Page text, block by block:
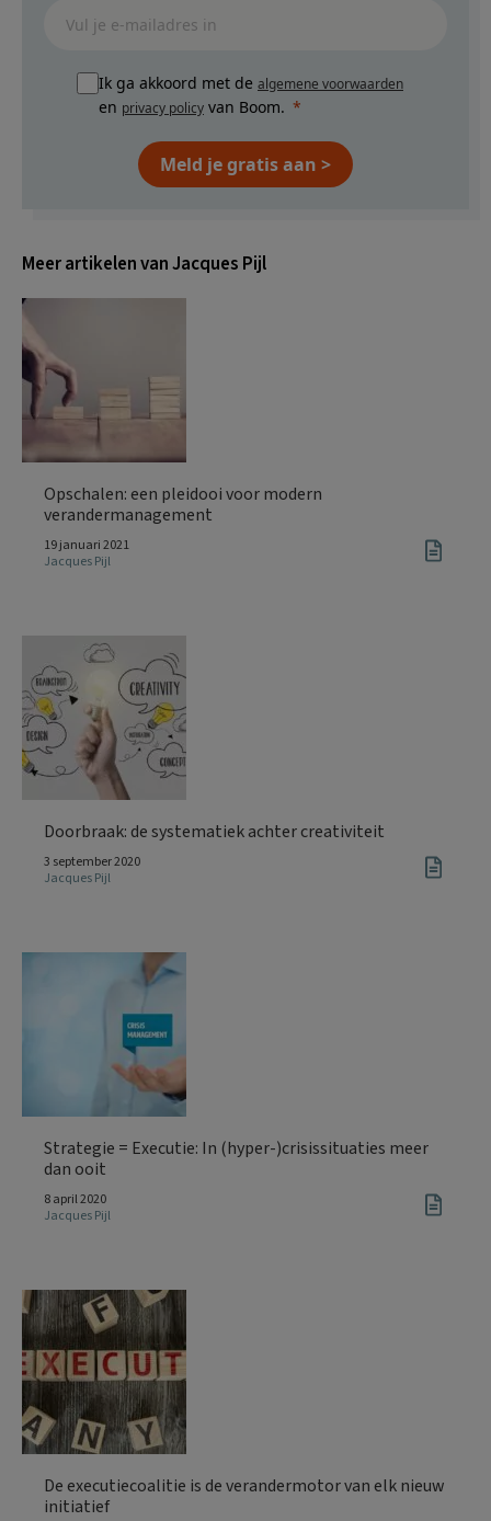
Ik ga akkoord met de algemene voorwaarden
en privacy policy van Boom.
Meld je gratis aan >
Meer artikelen van Jacques Pijl
Opschalen: een pleidooi voor modern
verandermanagement
19 januari 2021
Jacques Pijl
Doorbraak: de systematiek achter creativiteit
3 september 2020
Jacques Pijl
Strategie = Executie: In (hyper-)crisissituaties meer
dan ooit
8 april 2020
Jacques Pijl
De executiecoalitie is de verandermotor van elk nieuw
initiatief